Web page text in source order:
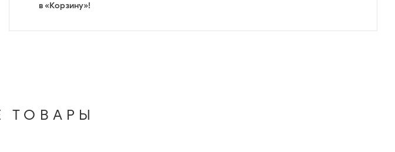
в «Корзину»!
ТОВАРЫ